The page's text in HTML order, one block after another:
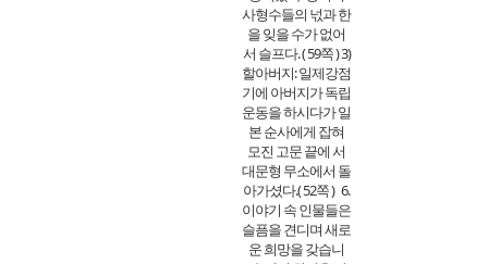
사형수들의 넋과 한
을 잊을 수가 없어
서 슬프다. ( 59쪽 ) 3)
할아버지: 일제강점
기에 아버지가 독립
운동을 하시다가 일
본 순사에게 잡혀
모진 고문 끝에 서
대문형 무소에서 돌
아가셨다.( 52쪽 )6.
이야기 속 인물들은
슬픔을 견디며 새로
운 희망을 갖습니